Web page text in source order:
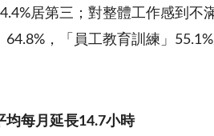
居第三；對整體工作感到
，「員工教育訓練」55.1%
均每月延長14.7小時